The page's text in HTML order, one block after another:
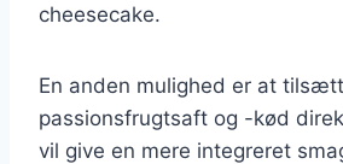
cheesecake.
En anden mulighed er at
passionsfrugtsaft og -kød
vil give en mere integreret